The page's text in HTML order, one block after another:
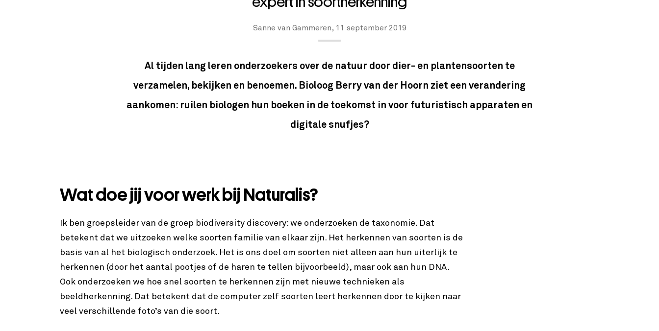
Sanne van Gammeren, 11 september 2019
Al tijden lang leren onderzoekers over de natuur door dier- en plantensoorten te
verzamelen, bekijken en benoemen. Bioloog Berry van der Hoorn ziet een verandering
aankomen: ruilen biologen hun boeken in de toekomst in voor futuristisch apparaten en
digitale snufjes?
Wat doe jij voor werk bij Naturalis?
Ik ben groepsleider van de groep biodiversity discovery: we onderzoeken de taxonomie. Dat
betekent dat we uitzoeken welke soorten familie van elkaar zijn. Het herkennen van soorten is de
basis van al het biologisch onderzoek. Het is ons doel om soorten niet alleen aan hun uiterlijk te
herkennen (door het aantal pootjes of de haren te tellen bijvoorbeeld), maar ook aan hun DNA.
Ook onderzoeken we hoe snel soorten te herkennen zijn met nieuwe technieken als
beeldherkenning. Dat betekent dat de computer zelf soorten leert herkennen door te kijken naar
veel verschillende foto’s van die soort.